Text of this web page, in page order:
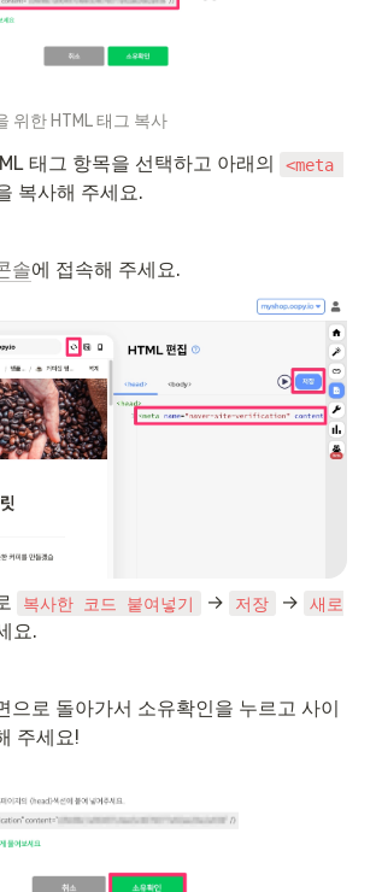
위한 HTML 태그 복사
태그 항목을 선택하고 아래의
<meta
복사해 주세요.
솔에 접속해 주세요.
복사한 코드 붙여넣기 → 저장 →
새로
요.
으로 돌아가서 소유확인을 누르고 사이
주세요!